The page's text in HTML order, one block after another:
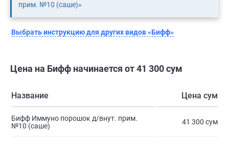
прим. №10 (саше)»
Выбрать инструкцию для других видов «Бифф»
Цена на Бифф начинается от 41 300 сум
Название Цена сум
Бифф Иммуно порошок д/внут. прим.
№10 (саше)
41 300 сум